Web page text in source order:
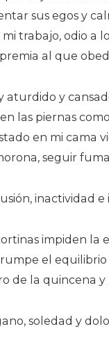
sus egos y
mi trabajo, odio a
al que
aturdido y
las piernas
en mi cama
seguir
inactividad e
impiden la
el equilibrio
de la quincena y
soledad y